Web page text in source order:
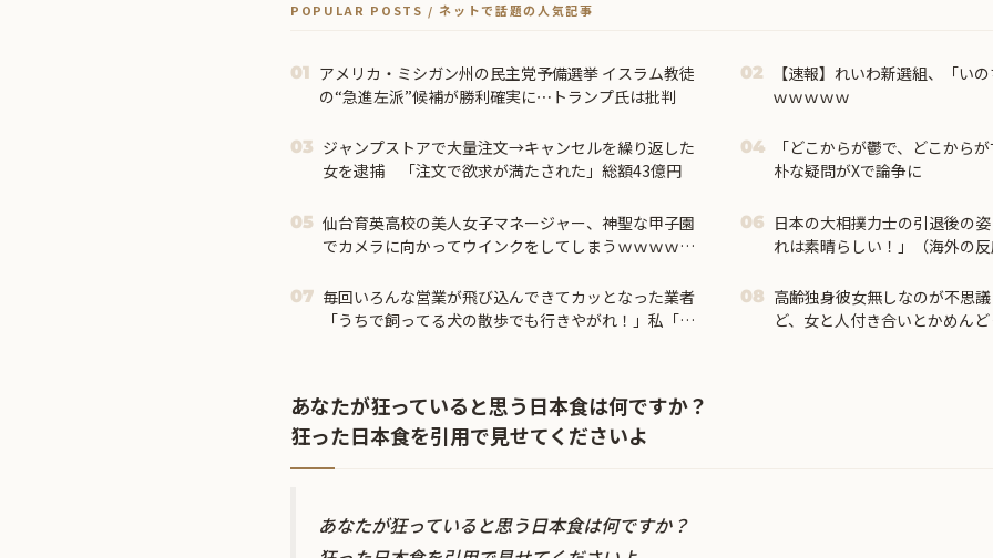
POPULAR POSTS / ネットで話題の人気記事
01 アメリカ・ミシガン州の民主党予備選挙 イスラム教徒
の“急進左派”候補が勝利確実に⋯トランプ氏は批判
02
【速報】れいわ新選組、「い
ｗｗｗｗｗ
03 ジャンプストアで大量注文→キャンセルを繰り返した
女を逮捕 「注文で欲求が満たされた」総額43億円
04
「どこからが鬱で、どこから
朴な疑問がXで論争に
05 仙台育英高校の美人女子マネージャー、神聖な甲子園
でカメラに向かってウインクをしてしまうｗｗｗｗｗ
06
日本の大相撲力士の引退後の
れは素晴らしい！」（海外の
07 毎回いろんな営業が飛び込んできてカッとなった業者
「うちで飼ってる犬の散歩でも行きやがれ！」私「い
08 高齢独身彼女無しなのが不思
ど、女と人付き合いとかめん
あなたが狂っていると思う日本食は何ですか？
狂った日本食を引用で見せてくださいよ
あなたが狂っていると思う日本食は何ですか？